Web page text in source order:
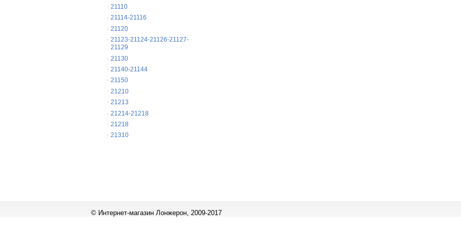
21110
21114-21116
21120
21123-21124-21126-21127-
21129
21130
21140-21144
21150
21210
21213
21214-21218
21218
21310
© Интернет-магазин Лонжерон, 2009-2017